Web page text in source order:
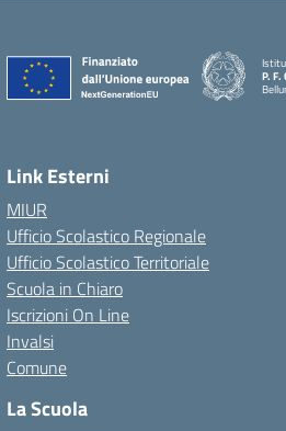
P. F.
Link Esterni
MIUR
Ufficio Scolastico Regionale
Ufficio Scolastico Territoriale
Scuola in Chiaro
Iscrizioni On Line
Invalsi
Comune
La Scuola